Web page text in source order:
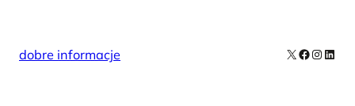
dobre informacje X Facebook